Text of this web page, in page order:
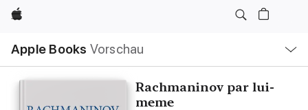
Apple
Apple Books Vorschau
Navigation
Menü
öffnen
Rachmaninov par lui-
meme